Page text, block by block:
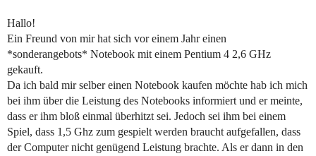
Hallo!
Ein Freund von mir hat sich vor einem Jahr einen
*sonderangebots* Notebook mit einem Pentium 4 2,6 GHz
gekauft.
Da ich bald mir selber einen Notebook kaufen möchte hab ich mich
bei ihm über die Leistung des Notebooks informiert und er meinte,
dass er ihm bloß einmal überhitzt sei. Jedoch sei ihm bei einem
Spiel, dass 1,5 Ghz zum gespielt werden braucht aufgefallen, dass
der Computer nicht genügend Leistung brachte. Als er dann in den